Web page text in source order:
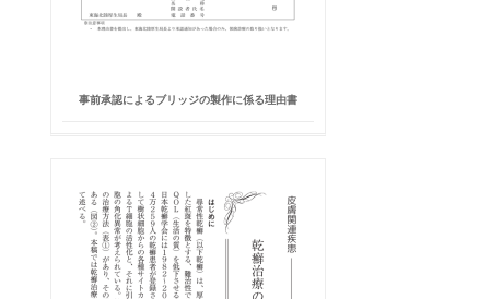
事前承認によるブリッジの製作に係る理由書